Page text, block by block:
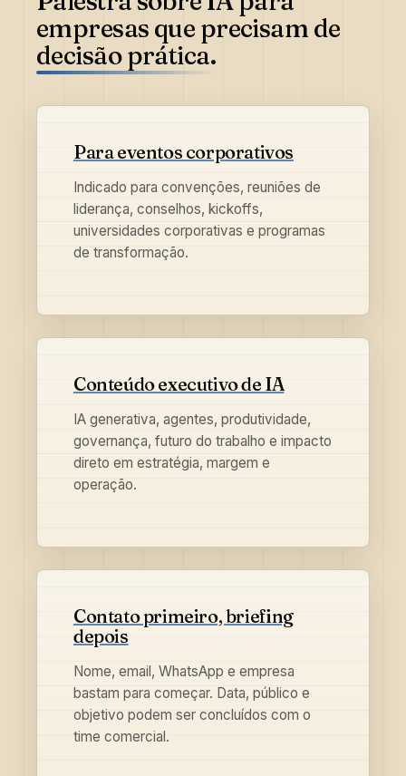
empresas que precisam de
decisão prática.
Para eventos corporativos
Indicado para convenções, reuniões de
liderança, conselhos, kickoffs,
universidades corporativas e programas
de transformação.
Conteúdo executivo de IA
IA generativa, agentes, produtividade,
governança, futuro do trabalho e impacto
direto em estratégia, margem e
operação.
Contato primeiro, briefing
depois
Nome, email, WhatsApp e empresa
bastam para começar. Data, público e
objetivo podem ser concluídos com o
time comercial.